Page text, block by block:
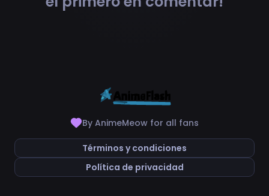
By AnimeMeow for all fans
Términos y condiciones
Política de privacidad